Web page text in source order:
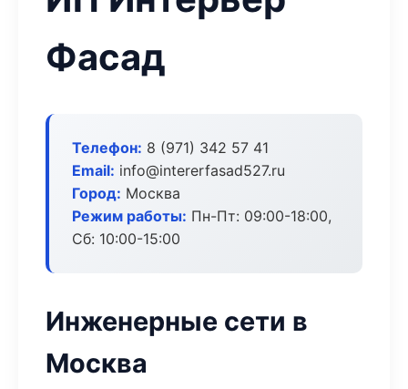
Фасад
Телефон: 8 (971) 342 57 41
Email: info@intererfasad527.ru
Город: Москва
Режим работы: Пн-Пт: 09:00-18:00,
Сб: 10:00-15:00
Инженерные сети в
Москва